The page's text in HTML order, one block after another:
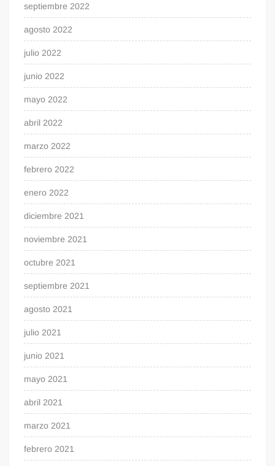
septiembre 2022
agosto 2022
julio 2022
junio 2022
mayo 2022
abril 2022
marzo 2022
febrero 2022
enero 2022
diciembre 2021
noviembre 2021
octubre 2021
septiembre 2021
agosto 2021
julio 2021
junio 2021
mayo 2021
abril 2021
marzo 2021
febrero 2021